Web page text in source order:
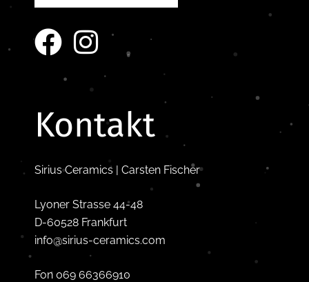
Kontakt
Sirius Ceramics | Carsten Fischer
Lyoner Strasse 44-48
D-60528 Frankfurt
info@sirius-ceramics.com
Fon 069 66366910